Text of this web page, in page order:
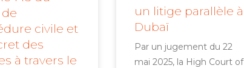
civile et
des
à travers le
un litige parallèle à
Dubaï
Par un jugement du 22
mai 2025, la High Court of